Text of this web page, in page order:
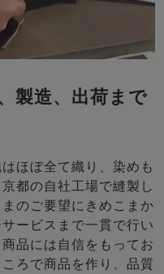
製造、出荷まで
ほぼ全て織り、染めも
都の自社工場で縫製し
のご要望にきめこまか
ービスまで一貫で行い
品には自信をもってお
ろで商品を作り、品質